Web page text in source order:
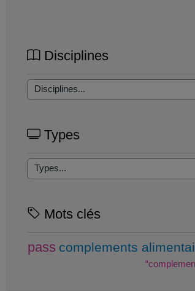
Disciplines
Types
Mots clés
pass complements